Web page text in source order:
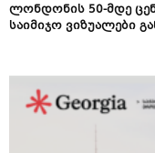
ლონდონის 50-მდე
საიმიჯო ვიზუალები